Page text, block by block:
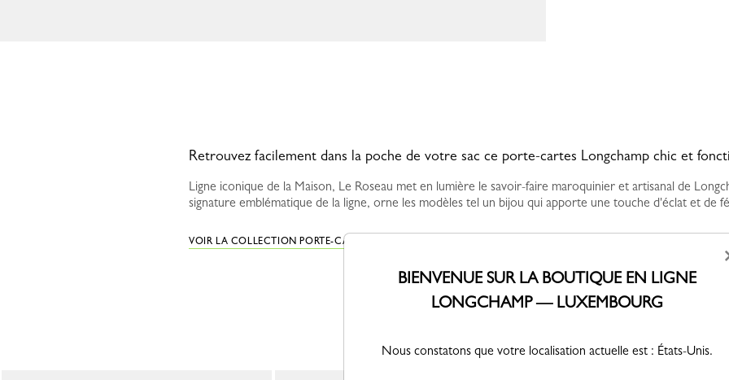
Retrouvez facilement dans la poche de votre sac ce porte-cartes Longchamp chic et
Ligne iconique de la Maison, Le Roseau met en lumière le savoir-faire maroquinier et artisanal de
signature emblématique de la ligne, orne les modèles tel un bijou qui apporte une touche d'éclat et de
VOIR LA COLLECTION PORTE-CARTES & PORTE-MONNAIE
BIENVENUE SUR LA BOUTIQUE EN LIGNE
LONGCHAMP — LUXEMBOURG
Nous constatons que votre localisation actuelle est : États-Unis.